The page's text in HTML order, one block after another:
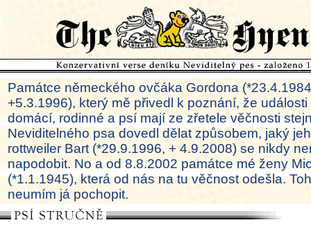
Památce německého ovčáka Gordona
+5.3.1996), který mě přivedl k poznání, že
domácí, rodinné a psí mají ze zřetele věčnosti
Neviditelného psa dovedl dělat způsobem, jaký
rottweiler Bart (*29.9.1996, + 4.9.2008) se nikdy
napodobit. No a od 8.8.2002 památce mé ženy
(*1.1.1945), která od nás na tu věčnost odešla.
neumím já pochopit.